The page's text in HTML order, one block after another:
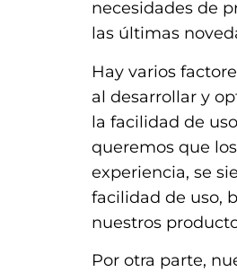
necesidades de
las últimas
Hay varios
al desarrollar y
la facilidad de
queremos que
experiencia, se
facilidad de uso,
nuestros
Por otra parte,